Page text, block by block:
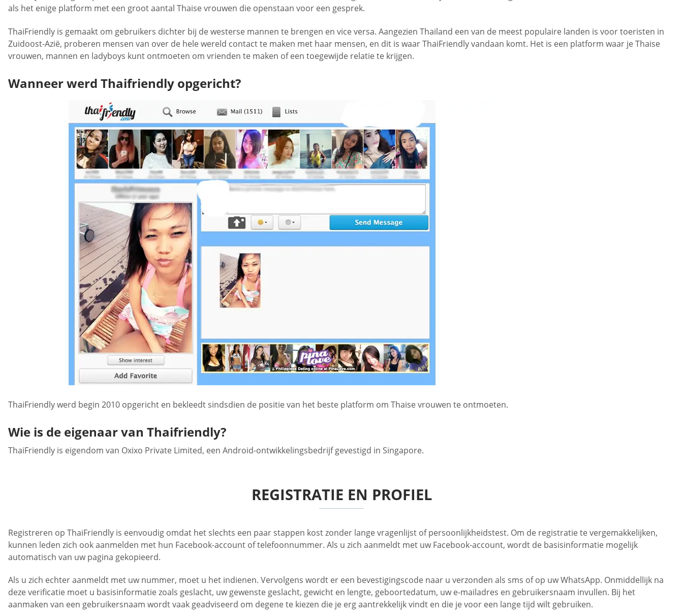
als het enige platform met een groot aantal Thaise vrouwen die openstaan voor een gesprek.
ThaiFriendly is gemaakt om gebruikers dichter bij de westerse mannen te brengen en vice versa. Aangezien Thailand een van de meest populaire landen is voor toeristen in
Zuidoost-Azië, proberen mensen van over de hele wereld contact te maken met haar mensen, en dit is waar ThaiFriendly vandaan komt. Het is een platform waar je Thaise
vrouwen, mannen en ladyboys kunt ontmoeten om vrienden te maken of een toegewijde relatie te krijgen.
Wanneer werd Thaifriendly opgericht?
ThaiFriendly werd begin 2010 opgericht en bekleedt sindsdien de positie van het beste platform om Thaise vrouwen te ontmoeten.
Wie is de eigenaar van Thaifriendly?
ThaiFriendly is eigendom van Oxixo Private Limited, een Android-ontwikkelingsbedrijf gevestigd in Singapore.
REGISTRATIE EN PROFIEL
Registreren op ThaiFriendly is eenvoudig omdat het slechts een paar stappen kost zonder lange vragenlijst of persoonlijkheidstest. Om de registratie te vergemakkelijken,
kunnen leden zich ook aanmelden met hun Facebook-account of telefoonnummer. Als u zich aanmeldt met uw Facebook-account, wordt de basisinformatie mogelijk
automatisch van uw pagina gekopieerd.
Als u zich echter aanmeldt met uw nummer, moet u het indienen. Vervolgens wordt er een bevestigingscode naar u verzonden als sms of op uw WhatsApp. Onmiddellijk na
deze verificatie moet u basisinformatie zoals geslacht, uw gewenste geslacht, gewicht en lengte, geboortedatum, uw e-mailadres en gebruikersnaam invullen. Bij het
aanmaken van een gebruikersnaam wordt vaak geadviseerd om degene te kiezen die je erg aantrekkelijk vindt en die je voor een lange tijd wilt gebruiken.